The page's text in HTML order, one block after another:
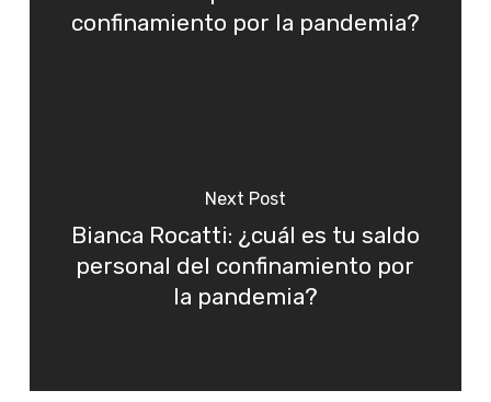
confinamiento por la pandemia?
Next Post
Bianca Rocatti: ¿cuál es tu saldo
personal del confinamiento por
la pandemia?